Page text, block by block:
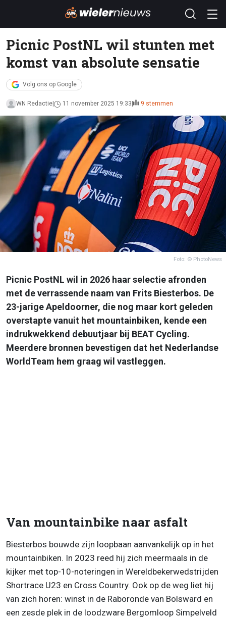
Picnic PostNL wil stunten met
komst van absolute sensatie
Volg ons op Google
WN Redactie 11 november 2025 19:33 9 stemmen
Foto: © PhotoNews
Picnic PostNL wil in 2026 haar selectie afronden
met de verrassende naam van Frits Biesterbos. De
23-jarige Apeldoorner, die nog maar kort geleden
overstapte vanuit het mountainbiken, kende een
indrukwekkend debuutjaar bij BEAT Cycling.
Meerdere bronnen bevestigen dat het Nederlandse
WorldTeam hem graag wil vastleggen.
Van mountainbike naar asfalt
Biesterbos bouwde zijn loopbaan aanvankelijk op in het
mountainbiken. In 2023 reed hij zich meermaals in de
kijker met top-10-noteringen in Wereldbekerwedstrijden
Shortrace U23 en Cross Country. Ook op de weg liet hij
van zich horen: winst in de Raboronde van Bolsward en
een zesde plek in de loodzware Bergomloop Simpelveld